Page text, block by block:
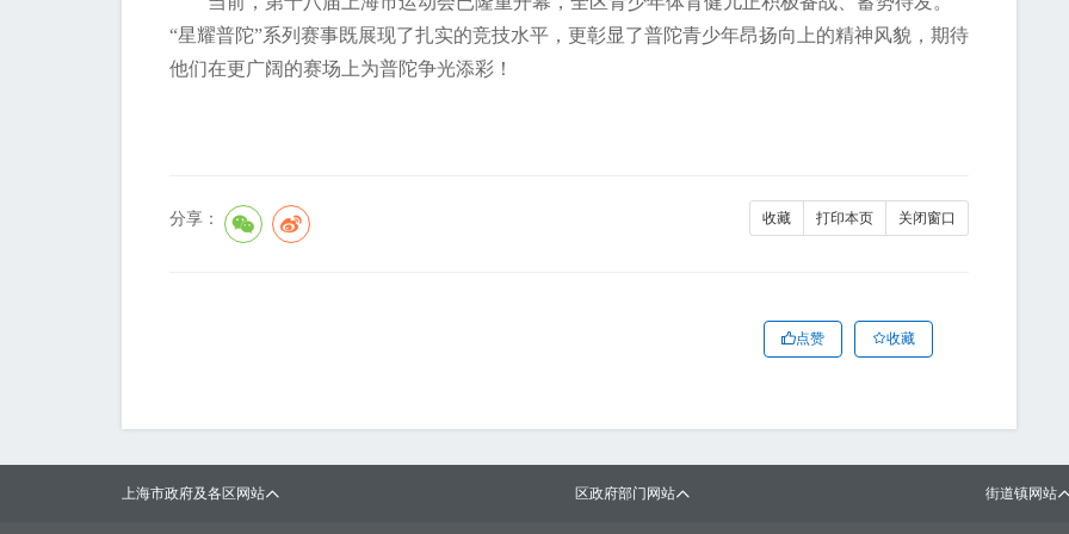
“星耀普陀”系列赛事既展现了扎实的竞技水平，更彰显了普陀青少年昂扬向上的精神风貌，期待
他们在更广阔的赛场上为普陀争光添彩！
分享： 收藏 打印本页 关闭窗口
点赞 收藏
上海市政府及各区网站 区政府部门网站 街道镇网站